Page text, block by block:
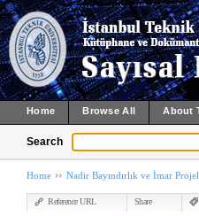
Home Browse All About
Search
Home Nadir Bayındırlık ve İmar
Reference URL Share